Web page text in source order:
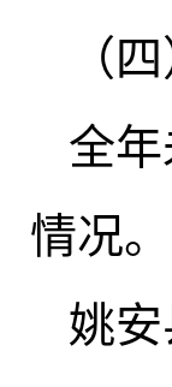
（
全
情况。
姚